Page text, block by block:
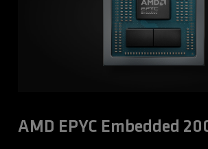
AMD EPYC Embedded